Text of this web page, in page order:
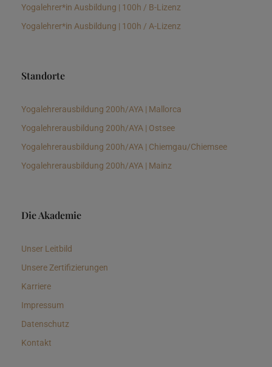
Yogalehrer*in Ausbildung | 100h / B-Lizenz
Yogalehrer*in Ausbildung | 100h / A-Lizenz
Standorte
Yogalehrerausbildung 200h/AYA | Mallorca
Yogalehrerausbildung 200h/AYA | Ostsee
Yogalehrerausbildung 200h/AYA | Chiemgau/Chiemsee
Yogalehrerausbildung 200h/AYA | Mainz
Die Akademie
Unser Leitbild
Unsere Zertifizierungen
Karriere
Impressum
Datenschutz
Kontakt